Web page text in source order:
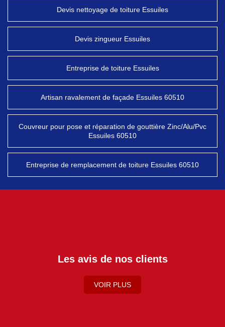
Devis nettoyage de toiture Essuiles
Devis zingueur Essuiles
Entreprise de toiture Essuiles
Artisan ravalement de façade Essuiles 60510
Couvreur pour pose et réparation de gouttière Zinc/Alu/Pvc
Essuiles 60510
Entreprise de remplacement de toiture Essuiles 60510
Les avis de nos clients
VOIR PLUS